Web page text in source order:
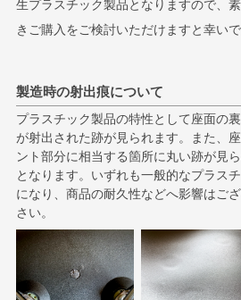
生プラスチック製品となりますので、
きご購入をご検討いただけますと幸いで
製造時の射出痕について
プラスチック製品の特性として座面の
が射出された跡が見られます。また、
ント部分に相当する箇所に丸い跡が見
となります。いずれも一般的なプラス
になり、商品の耐久性などへ影響はご
さい。